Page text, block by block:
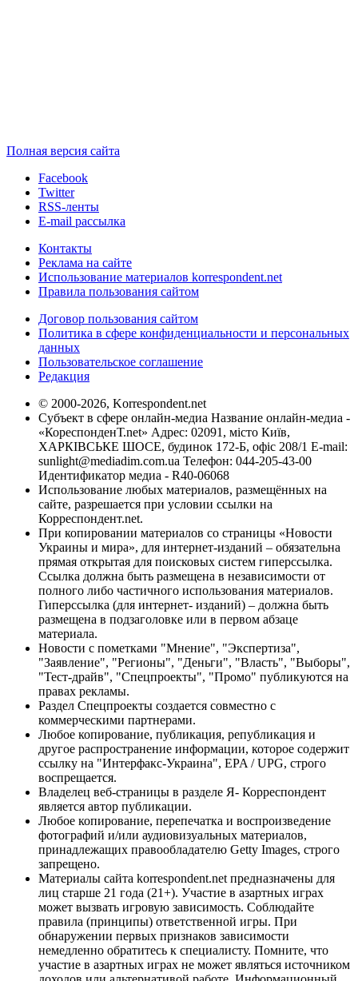
Полная версия сайта
Facebook
Twitter
RSS-ленты
E-mail рассылка
Контакты
Реклама на сайте
Использование материалов korrespondent.net
Правила пользования сайтом
Договор пользования сайтом
Политика в сфере конфиденциальности и персональных
данных
Пользовательское соглашение
Редакция
© 2000-2026, Korrespondent.net
Субъект в сфере онлайн-медиа Название онлайн-медиа -
«КореспонденТ.net» Адрес: 02091, місто Київ,
ХАРКІВСЬКЕ ШОСЕ, будинок 172-Б, офіс 208/1 E-mail:
sunlight@mediadim.com.ua Телефон: 044-205-43-00
Идентификатор медиа - R40-06068
Использование любых материалов, размещённых на
сайте, разрешается при условии ссылки на
Корреспондент.net.
При копировании материалов со страницы «Новости
Украины и мира», для интернет-изданий – обязательна
прямая открытая для поисковых систем гиперссылка.
Ссылка должна быть размещена в независимости от
полного либо частичного использования материалов.
Гиперссылка (для интернет- изданий) – должна быть
размещена в подзаголовке или в первом абзаце
материала.
Новости с пометками "Мнение", "Экспертиза",
"Заявление", "Регионы", "Деньги", "Власть", "Выборы",
"Тест-драйв", "Спецпроекты", "Промо" публикуются на
правах рекламы.
Раздел Спецпроекты создается совместно с
коммерческими партнерами.
Любое копирование, публикация, републикация и
другое распространение информации, которое содержит
ссылку на "Интерфакс-Украина", EPA / UPG, строго
воспрещается.
Владелец веб-страницы в разделе Я- Корреспондент
является автор публикации.
Любое копирование, перепечатка и воспроизведение
фотографий и/или аудиовизуальных материалов,
принадлежащих правообладателю Getty Images, строго
запрещено.
Материалы сайта korrespondent.net предназначены для
лиц старше 21 года (21+). Участие в азартных играх
может вызвать игровую зависимость. Соблюдайте
правила (принципы) ответственной игры. При
обнаружении первых признаков зависимости
немедленно обратитесь к специалисту. Помните, что
участие в азартных играх не может являться источником